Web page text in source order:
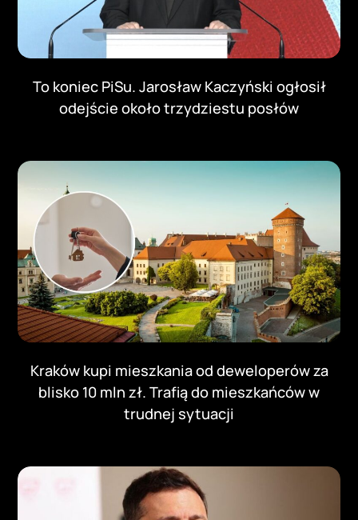
To koniec PiSu. Jarosław Kaczyński ogłosił
odejście około trzydziestu posłów
Kraków kupi mieszkania od deweloperów za
blisko 10 mln zł. Trafią do mieszkańców w
trudnej sytuacji